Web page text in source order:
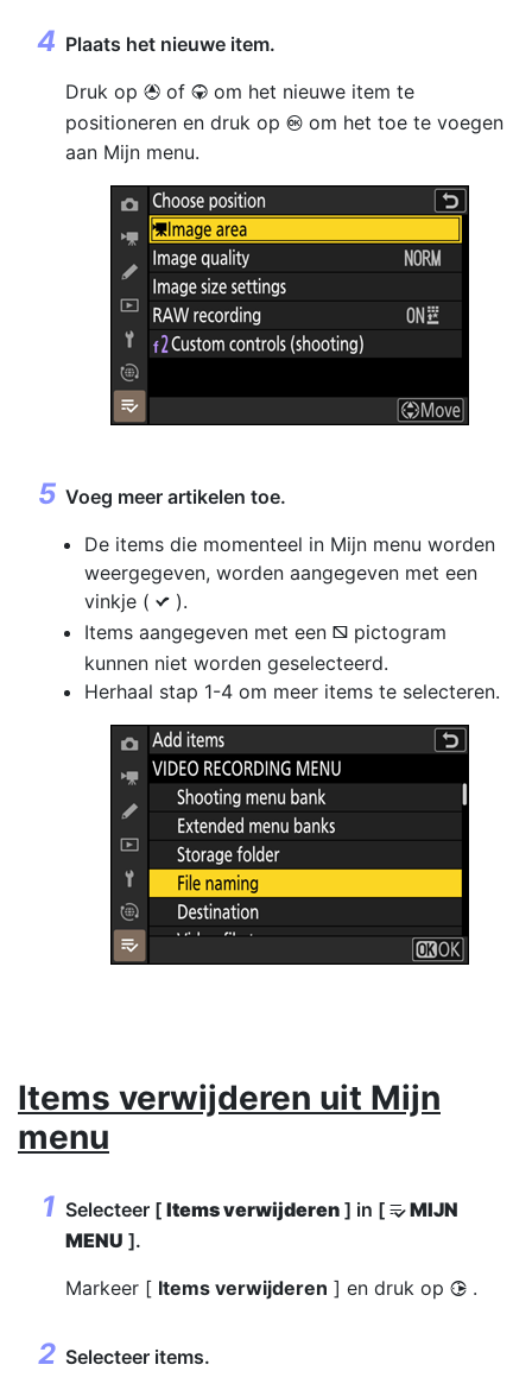
Plaats het nieuwe item.
Druk op 1 of 3 om het nieuwe item te
positioneren en druk op J om het toe te voegen
aan Mijn menu.
Voeg meer artikelen toe.
De items die momenteel in Mijn menu worden
weergegeven, worden aangegeven met een
vinkje ( L ).
Items aangegeven met een V pictogram
kunnen niet worden geselecteerd.
Herhaal stap 1-4 om meer items te selecteren.
Items verwijderen uit Mijn
menu
Selecteer [ Items verwijderen ] in [ OMIJN
MENU ].
Markeer [ Items verwijderen ] en druk op 2 .
Selecteer items.